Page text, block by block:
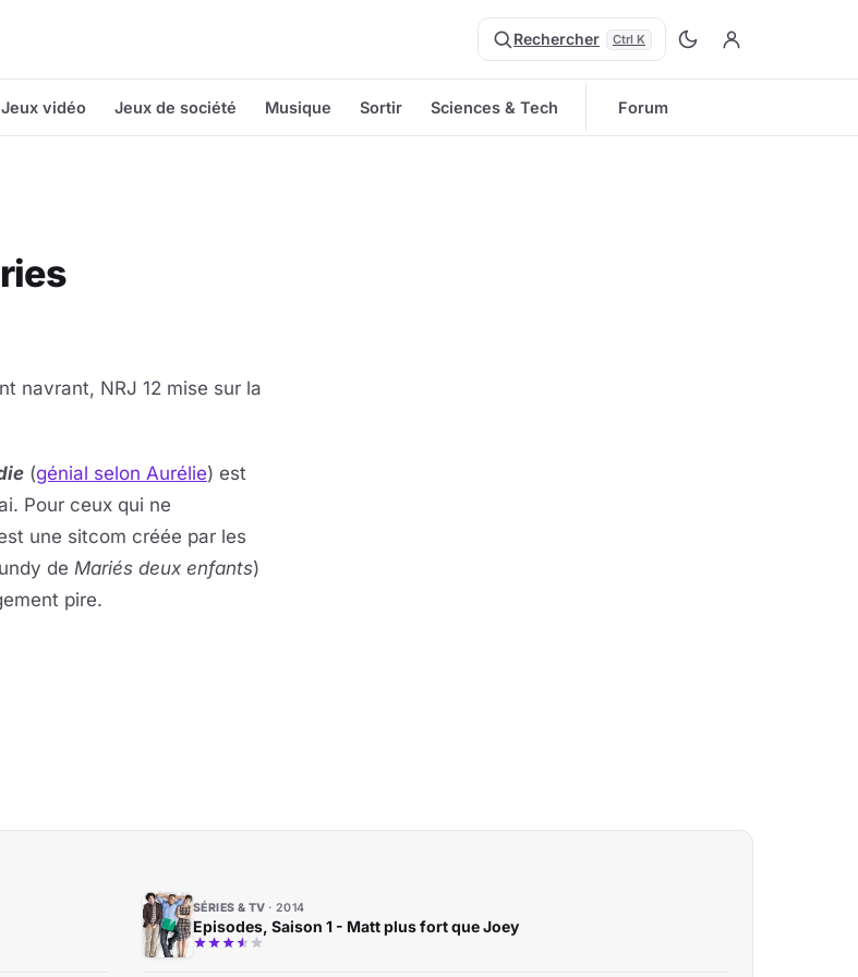
Rechercher Ctrl K
Jeux vidéo Jeux de société Musique Sortir Sciences & Tech Forum
navrant, NRJ 12 mise sur la
(génial selon Aurélie) est
Pour ceux qui ne
une sitcom créée par les
de Mariés deux enfants)
pire.
SÉRIES & TV 2014
Episodes, Saison 1 - Matt plus fort que Joey